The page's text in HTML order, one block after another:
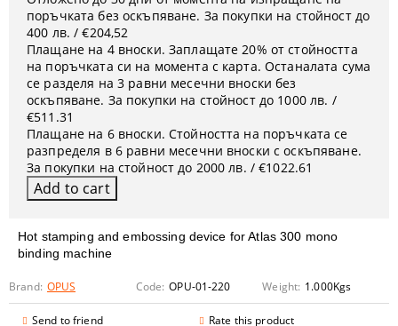
Hot stamping and embossing device for Atlas 300 mono
binding machine
Brand: OPUS Code: OPU-01-220 Weight: 1.000Kgs
Send to friend Rate this product
поръчката без оскъпяване. За покупки на стойност до
400 лв. / €204,52
Плащане на 4 вноски. Заплащате 20% от стойността
на поръчката си на момента с карта. Останалата сума
се разделя на 3 равни месечни вноски без
оскъпяване. За покупки на стойност до 1000 лв. /
€511.31
Плащане на 6 вноски. Стойността на поръчката се
разпределя в 6 равни месечни вноски с оскъпяване.
За покупки на стойност до 2000 лв. / €1022.61